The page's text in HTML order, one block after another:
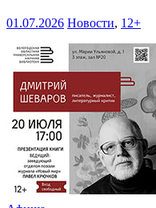
01.07.2026 Новости, 12+